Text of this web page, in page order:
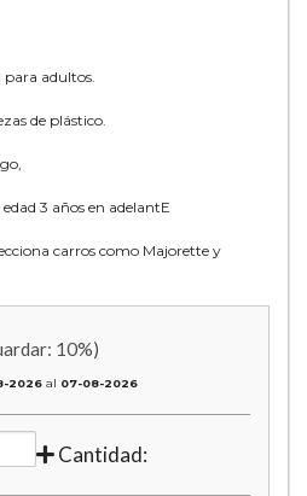
adultos.
de plástico.
3 años en adelantE
carros como Majorette y
10%)
2026 al 07-08-2026
Cantidad: